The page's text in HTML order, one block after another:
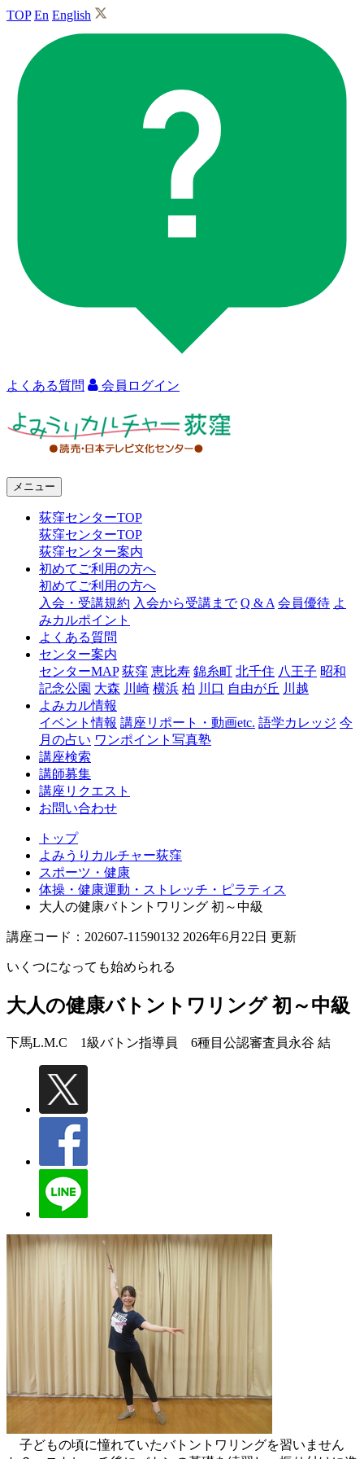
TOP En English
よくある質問 会員ログイン
ャ
窪
メニュー
荻窪センターTOP
荻窪センターTOP
荻窪センター案内
初めてご利用の方へ
初めてご利用の方へ
入会・受講規約 入会から受講まで Q & A 会員優待 よ
みカルポイント
よくある質問
センター案内
センターMAP 荻窪 恵比寿 錦糸町 北千住 八王子 昭和
記念公園 大森 川崎 横浜 柏 川口 自由が丘 川越
よみカル情報
イベント情報 講座リポート・動画etc. 語学カレッジ 今
月の占い ワンポイント写真塾
講座検索
講師募集
講座リクエスト
お問い合わせ
トップ
よみうりカルチャー荻窪
スポーツ・健康
体操・健康運動・ストレッチ・ピラティス
大人の健康バトントワリング 初～中級
講座コード：202607-11590132 2026年6月22日 更新
いくつになっても始められる
大人の健康バトントワリング 初～中級
下馬L.M.C 1級バトン指導員 6種目公認審査員永谷 結
子どもの頃に憧れていたバトントワリングを習いません